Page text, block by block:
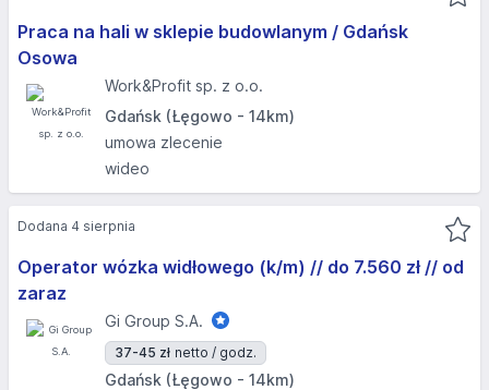
Praca na hali w sklepie budowlanym / Gdańsk
Osowa
Work&Profit sp. z o.o.
Gdańsk (Łęgowo - 14km)
umowa zlecenie
wideo
Operator wózka widłowego (k/m) // do 7.560 zł // od
zaraz
Gi Group S.A.
37-45 zł netto / godz.
Gdańsk (Łęgowo - 14km)
Dodana 4 sierpnia